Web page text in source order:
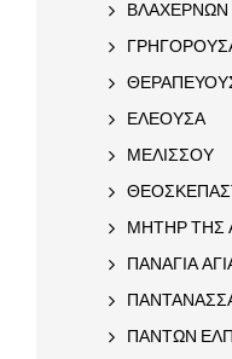
ΒΛΑΧΕΡΝΩΝ
ΕΛΕΟΥΣΑ
ΜΕΛΙΣΣΟΥ
ΜΗΤΗΡ ΤΗΣ
ΠΑΝΑΓΙΑ
ΠΑΝΤΩΝ